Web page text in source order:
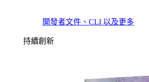
開發者文件、CLI 以及更多
持續創新